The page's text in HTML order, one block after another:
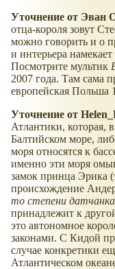
Уточнение от Эван
отца-короля зовут
можно говорить и о
и интерьера
Посмотрите мультик
2007 года. Там сама
европейская Польша
Уточнение от
Атлантики, которая,
Балтийском море,
моря относятся к
именно эти моря
замок принца Эрика
происхождение
то степени датчанка
принадлежит к
это автономное
законами. С Кидой
случае конкретики
Атлантическом